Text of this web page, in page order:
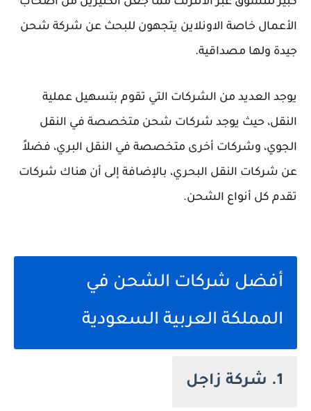
الأعمال خاصة الاونلاين يتجهون للبحث عن شركة شحن
جيدة ولها مصداقية.
يوجد العديد من الشركات التي تقوم بتسهيل عملية
النقل، حيث يوجد شركات شحن متخصصة في النقل
الجوي، وشركات أخرى متخصصة في النقل البري، فضلاً
عن شركات النقل البحري، بالإضافة إلى أن هناك شركات
تقدم كل أنواع الشحن.
أفضل شركات الشحن في
المملكة العربية السعودية
1. شركة زاجل